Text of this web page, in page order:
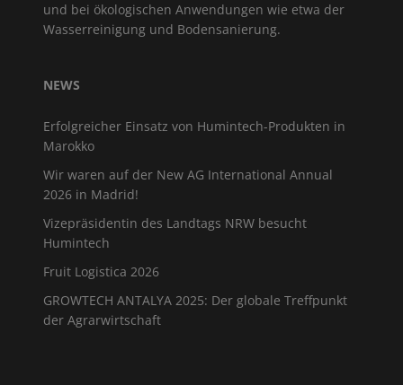
und bei ökologischen Anwendungen wie etwa der
Wasserreinigung und Bodensanierung.
NEWS
Erfolgreicher Einsatz von Humintech-Produkten in
Marokko
Wir waren auf der New AG International Annual
2026 in Madrid!
Vizepräsidentin des Landtags NRW besucht
Humintech
Fruit Logistica 2026
GROWTECH ANTALYA 2025: Der globale Treffpunkt
der Agrarwirtschaft